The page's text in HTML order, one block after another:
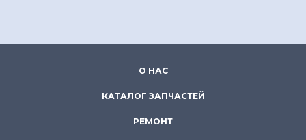
О НАС
КАТАЛОГ ЗАПЧАСТЕЙ
РЕМОНТ